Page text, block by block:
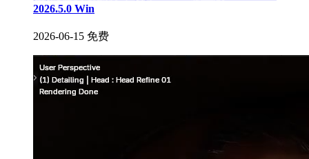
2026.5.0 Win
2026-06-15 免费